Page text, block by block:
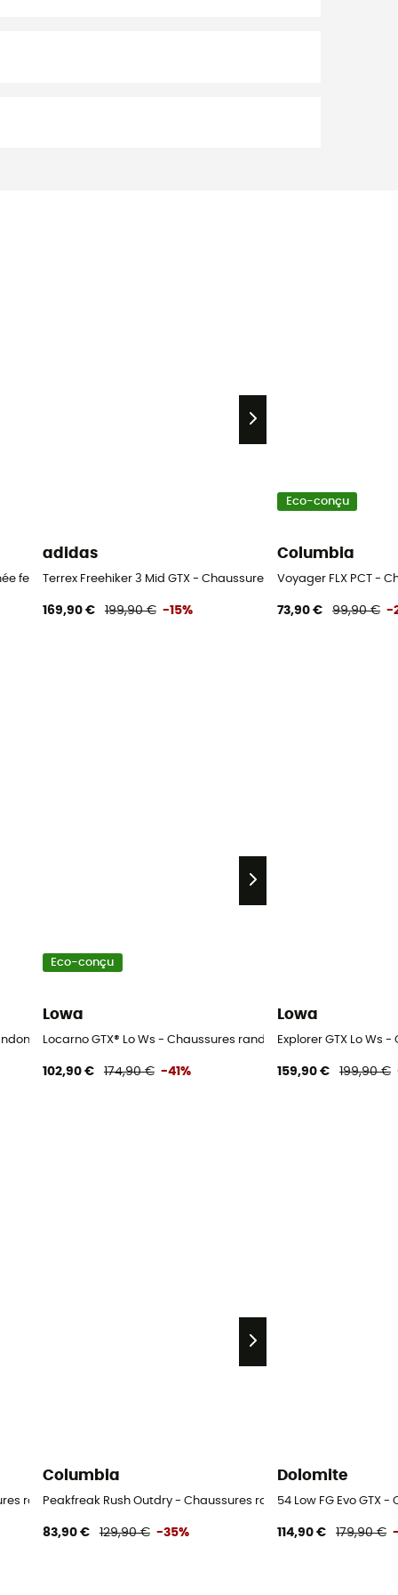
femme
adidas
Terrex Freehiker 3 Mid GTX - Chaussures randonnée femme
169,90 € 199,90 € -15%
Eco-conçu
Columbia
Voyager FLX PCT -
73,90 € 99,90 € -
femme
Eco-conçu
Lowa
Locarno GTX® Lo Ws - Chaussures randonnée femme
102,90 € 174,90 € -41%
Lowa
Explorer GTX Lo Ws
159,90 € 199,90 €
randonnée femme
Columbia
Peakfreak Rush Outdry - Chaussures randonnée femme
83,90 € 129,90 € -35%
Dolomite
54 Low FG Evo GTX
114,90 € 179,90 €